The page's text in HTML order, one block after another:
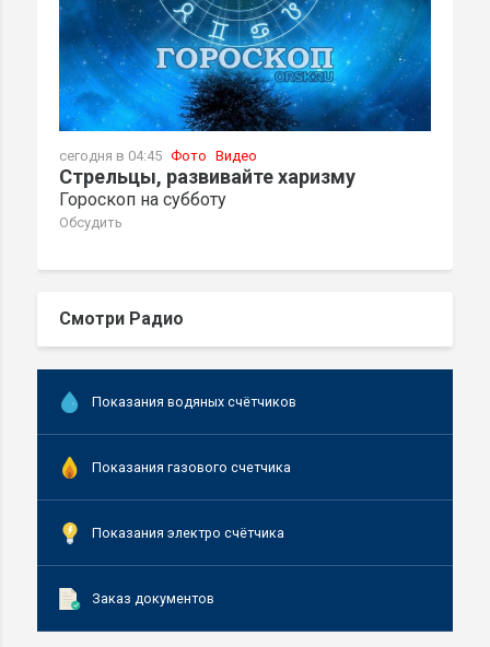
сегодня в 04:45 Фото Видео
Стрельцы, развивайте харизму
Гороскоп на субботу
Обсудить
Смотри Радио
Показания водяных счётчиков
Показания газового счетчика
Показания электро счётчика
Заказ документов